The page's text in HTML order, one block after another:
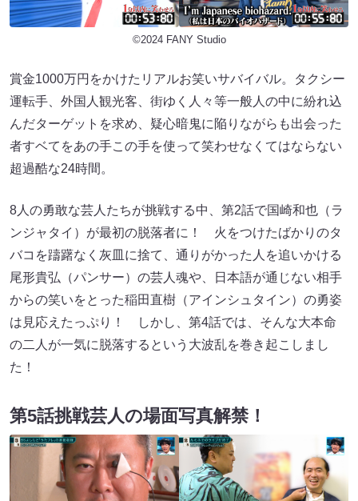
©2024 FANY Studio
賞金1000万円をかけたリアルお笑いサバイバル。タクシー
運転手、外国人観光客、街ゆく人々等一般人の中に紛れ込
んだターゲットを求め、疑心暗鬼に陥りながらも出会った
者すベてをあの手この手を使って笑わせなくてはならない
超過酷な24時間。
8人の勇敢な芸人たちが挑戦する中、第2話で国崎和也（ラ
ンジャタイ）が最初の脱落者に！ 火をつけたばかりのタ
バコを躊躇なく灰皿に捨て、通りがかった人を追いかける
尾形貴弘（パンサー）の芸人魂や、日本語が通じない相手
からの笑いをとった稲⽥直樹（アインシュタイン）の勇姿
は見応えたっぷり！ しかし、第4話では、そんな大本命
の二人が一気に脱落するという大波乱を巻き起こしまし
た！
第5話挑戦芸人の場面写真解禁！